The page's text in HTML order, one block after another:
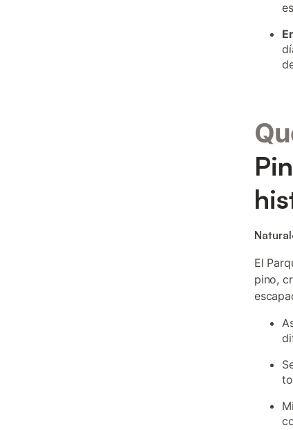
El
pino,